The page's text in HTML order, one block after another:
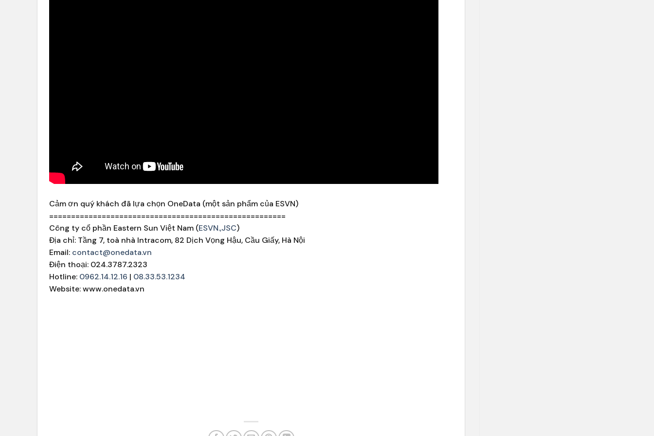
Cảm ơn quý khách đã lựa chọn OneData (một sản phẩm của ESVN)
======================================================
Công ty cổ phần Eastern Sun Việt Nam (ESVN.,JSC)
Địa chỉ: Tầng 7, toà nhà Intracom, 82 Dịch Vọng Hậu, Cầu Giấy, Hà Nội
Email: contact@onedata.vn
Điện thoại: 024.3787.2323
Hotline: 0962.14.12.16 | 08.33.53.1234
Website: www.onedata.vn